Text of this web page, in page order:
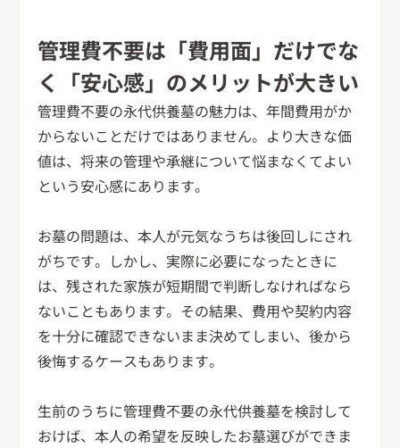
管理費不要は「費用面」だけでな
く「安心感」のメリットが大きい
管理費不要の永代供養墓の魅力は、年間費用がか
からないことだけではありません。より大きな価
値は、将来の管理や承継について悩まなくてよい
という安心感にあります。
お墓の問題は、本人が元気なうちは後回しにされ
がちです。しかし、実際に必要になったときに
は、残された家族が短期間で判断しなければなら
ないこともあります。その結果、費用や契約内容
を十分に確認できないまま決めてしまい、後から
後悔するケースもあります。
生前のうちに管理費不要の永代供養墓を検討して
おけば、本人の希望を反映したお墓選びができま